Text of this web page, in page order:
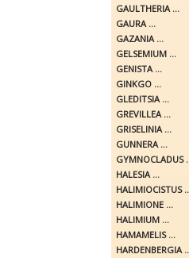
GAULTHERIA ...
GAURA ...
GAZANIA ...
GELSEMIUM ...
GENISTA ...
GINKGO ...
GLEDITSIA ...
GREVILLEA ...
GRISELINIA ...
GUNNERA ...
GYMNOCLADUS
HALESIA ...
HALIMIOCISTUS
HALIMIONE ...
HALIMIUM ...
HAMAMELIS ...
HARDENBERGIA